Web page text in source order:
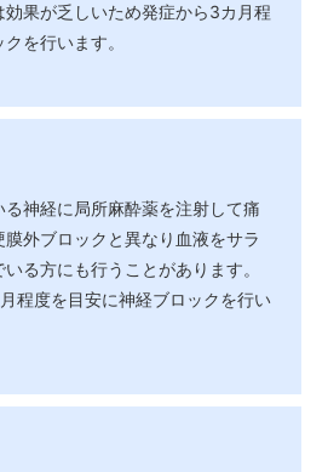
果が乏しいため発症から3カ月程
を行います。
神経に局所麻酔薬を注射して痛
外ブロックと異なり血液をサラ
る方にも行うことがあります。
程度を目安に神経ブロックを行い